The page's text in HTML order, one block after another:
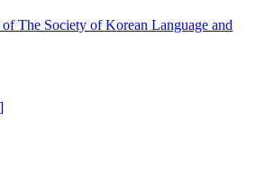
The Society of Korean Language and